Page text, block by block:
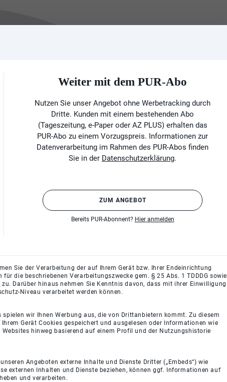
Weiter mit dem PUR-Abo
Nutzen Sie unser Angebot ohne Werbetracking durch
Dritte. Kunden mit einem bestehenden Abo
(Tageszeitung, e-Paper oder AZ PLUS) erhalten das
PUR-Abo zu einem Vorzugspreis. Informationen zur
Datenverarbeitung im Rahmen des PUR-Abos finden
Sie in der Datenschutzerklärung.
ZUM ANGEBOT
Bereits PUR-Abonnent? Hier anmelden
Sie der Verarbeitung der auf Ihrem Gerät bzw. Ihrer Endeinrichtung
die beschriebenen Verarbeitungszwecke gem. § 25 Abs. 1 TDDDG sowie
zu. Darüber hinaus nehmen Sie Kenntnis davon, dass mit ihrer Einwilligung
Niveau verarbeitet werden können.
wir Ihnen Werbung aus, die von Drittanbietern kommt. Zu diesem
Gerät Cookies gespeichert und ausgelesen oder Informationen wie
hinweg basierend auf einem Profil und der Nutzungshistorie
Angeboten externe Inhalte und Dienste Dritter („Embeds“) wie
externen Inhalten und Dienste beziehen, können ggf. Informationen auf
und verarbeiten.